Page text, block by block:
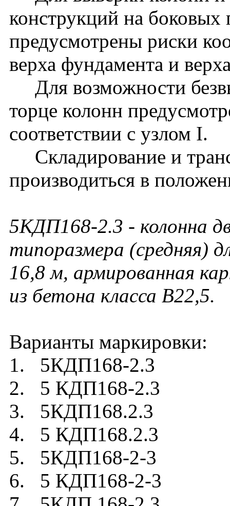
конструкций на боковых
предусмотрены риски
верха фундамента и
Для возможности
торце колонн
соответствии с узлом I.
Складирование и
производиться в
5КДП168-2.3 - колонна
типоразмера (средняя)
16,8 м, армированная
из бетона класса В22,5.
Варианты маркировки:
1. 5КДП168-2.3
2. 5 КДП168-2.3
3. 5КДП168.2.3
4. 5 КДП168.2.3
5. 5КДП168-2-3
6. 5 КДП168-2-3